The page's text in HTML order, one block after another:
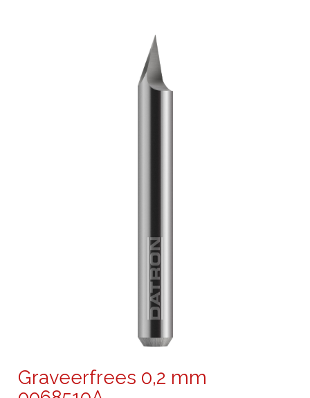
Graveerfrees 0,2 mm